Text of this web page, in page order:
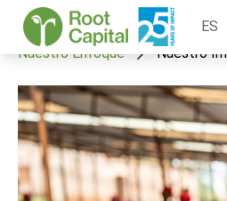
ES
Nuestro Enfoque
Nuestro